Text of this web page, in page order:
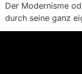
Der Modernisme
durch seine ganz